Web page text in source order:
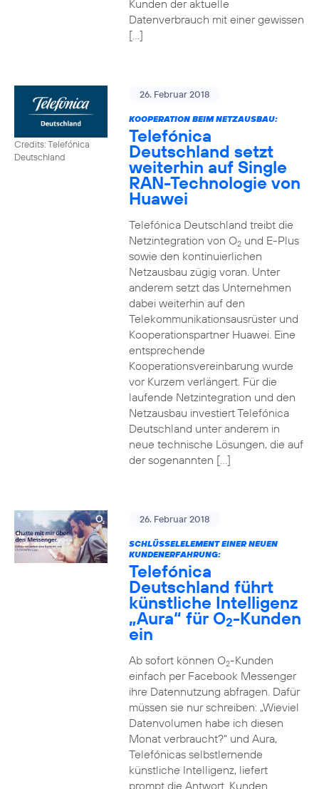
Kunden der aktuelle
Datenverbrauch mit einer gewissen
[…]
Credits: Telefónica
Deutschland
26. Februar 2018
KOOPERATION BEIM NETZAUSBAU:
Telefónica
Deutschland setzt
weiterhin auf Single
RAN-Technologie von
Huawei
Telefónica Deutschland treibt die
Netzintegration von O2und E-Plus
sowie den kontinuierlichen
Netzausbau zügig voran. Unter
anderem setzt das Unternehmen
dabei weiterhin auf den
Telekommunikationsausrüster und
Kooperationspartner Huawei. Eine
entsprechende
Kooperationsvereinbarung wurde
vor Kurzem verlängert. Für die
laufende Netzintegration und den
Netzausbau investiert Telefónica
Deutschland unter anderem in
neue technische Lösungen, die auf
der sogenannten […]
26. Februar 2018
SCHLÜSSELELEMENT EINER NEUEN
KUNDENERFAHRUNG:
Telefónica
Deutschland führt
künstliche Intelligenz
„Aura“ für O2-Kunden
ein
Ab sofort können O2-Kunden
einfach per Facebook Messenger
ihre Datennutzung abfragen. Dafür
müssen sie nur schreiben: „Wieviel
Datenvolumen habe ich diesen
Monat verbraucht?“ und Aura,
Telefónicas selbstlernende
künstliche Intelligenz, liefert
prompt die Antwort. Kunden